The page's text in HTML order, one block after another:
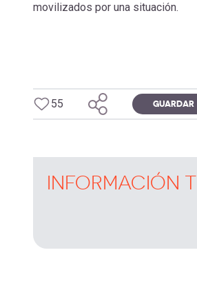
movilizados por una situación.
55 GUARDAR
INFORMACIÓN